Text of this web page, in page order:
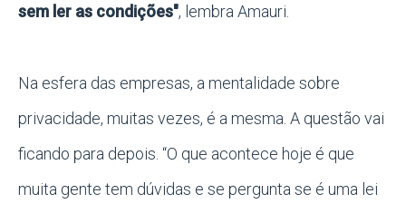
sem ler as condições", lembra Amauri.
Na esfera das empresas, a mentalidade sobre
privacidade, muitas vezes, é a mesma. A questão vai
ficando para depois. “O que acontece hoje é que
muita gente tem dúvidas e se pergunta se é uma lei